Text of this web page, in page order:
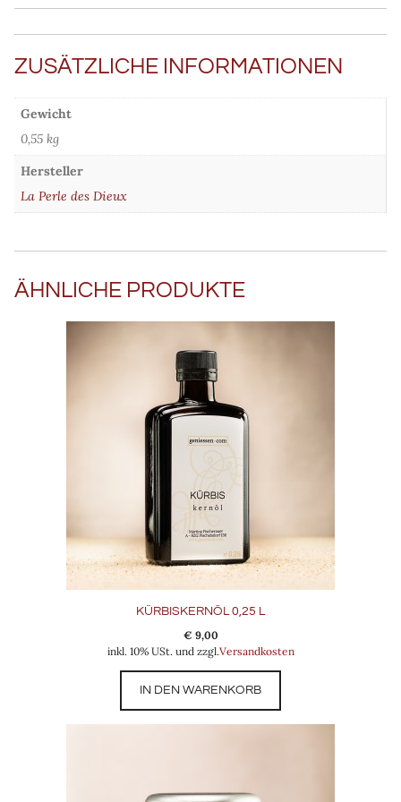
ZUSÄTZLICHE INFORMATIONEN
Gewicht
0,55 kg
Hersteller
La Perle des Dieux
ÄHNLICHE PRODUKTE
KÜRBISKERNÖL 0,25 L
€ 9,00
inkl. 10% USt. und zzgl.Versandkosten
IN DEN WARENKORB